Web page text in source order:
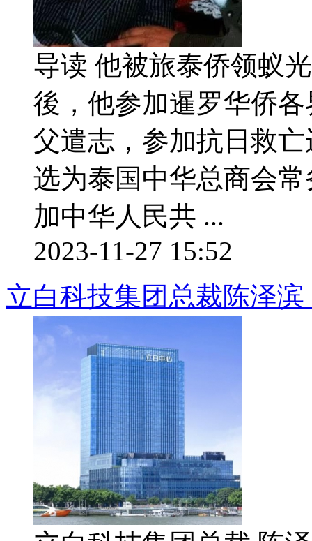
导读 他被旅泰侨领蚁
後，他参加暹罗华侨
父遣志，参加抗日救
选为泰国中华总商会
加中华人民共 ...
2023-11-27 15:52
立白科技集团总裁陈泽